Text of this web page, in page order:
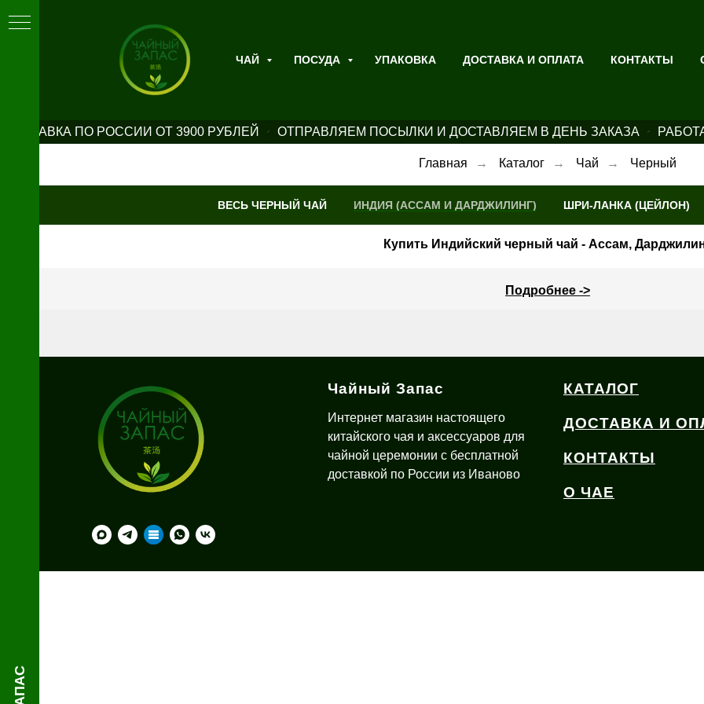
ЧАЙ ПОСУДА УПАКОВКА ДОСТАВКА И ОПЛАТА КОНТАКТЫ
ПО РОССИИ ОТ 3900 РУБЛЕЙ ОТПРАВЛЯЕМ ПОСЫЛКИ И ДОСТАВЛЯЕМ В ДЕНЬ ЗАКАЗА
Главная → Каталог → Чай → Черный
ВЕСЬ ЧЕРНЫЙ ЧАЙ ИНДИЯ (АССАМ И ДАРДЖИЛИНГ) ШРИ-ЛАНКА (ЦЕЙЛОН)
Купить Индийский черный чай - Ассам,
Подробнее ->
Чайный Запас
Интернет магазин настоящего
китайского чая и аксессуаров для
чайной церемонии с бесплатной
доставкой по России из Иваново
КАТАЛОГ
ДОСТАВКА И
КОНТАКТЫ
О ЧАЕ